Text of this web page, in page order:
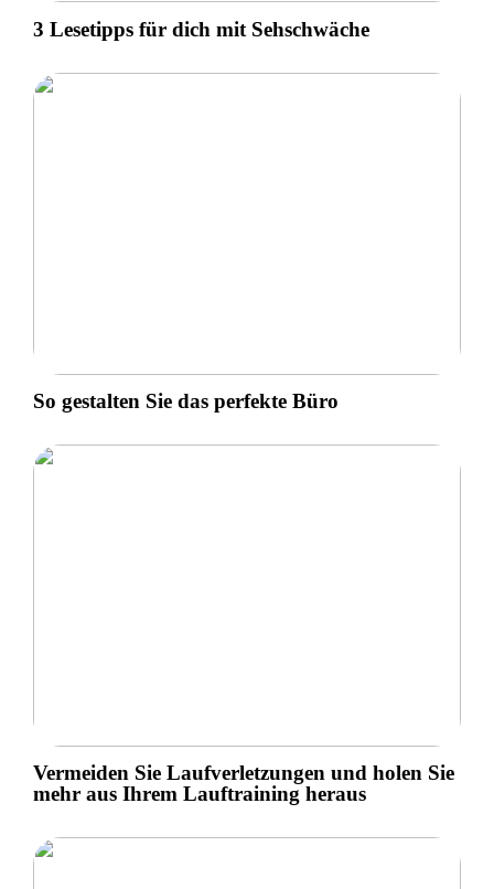
3 Lesetipps für dich mit Sehschwäche
So gestalten Sie das perfekte Büro
Vermeiden Sie Laufverletzungen und holen Sie
mehr aus Ihrem Lauftraining heraus